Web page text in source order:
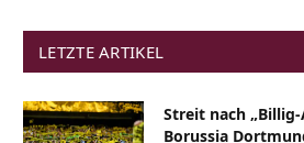
LETZTE ARTIKEL
Streit nach
Borussia